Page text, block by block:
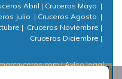
Abril | Cruceros Mayo |
Julio | Cruceros Agosto |
| Cruceros Noviembre |
Cruceros Diciembre |
| Aviso legal